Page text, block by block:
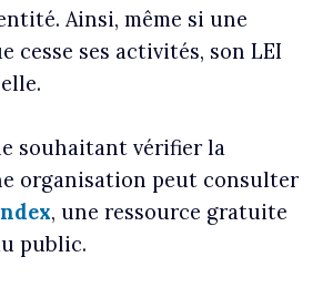
Ainsi, même si une
cesse ses activités, son LEI
souhaitant vérifier la
organisation peut consulter
, une ressource gratuite
public.